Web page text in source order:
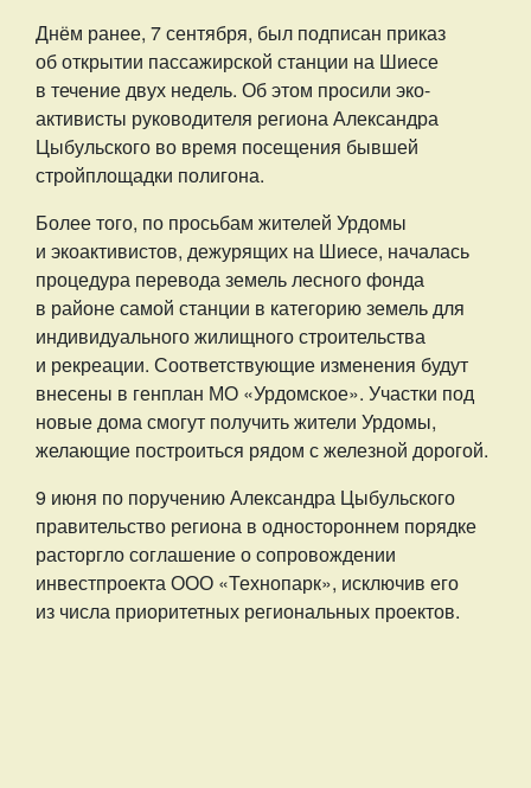
Днём ранее, 7 сентября, был подписан приказ
об открытии пассажирской станции на Шиесе
в течение двух недель. Об этом просили эко-
активисты руководителя региона Александра
Цыбульского во время посещения бывшей
стройплощадки полигона.
Более того, по просьбам жителей Урдомы
и экоактивистов, дежурящих на Шиесе, началась
процедура перевода земель лесного фонда
в районе самой станции в категорию земель для
индивидуального жилищного строительства
и рекреации. Соответствующие изменения будут
внесены в генплан МО «Урдомское». Участки под
новые дома смогут получить жители Урдомы,
желающие построиться рядом с железной дорогой.
9 июня по поручению Александра Цыбульского
правительство региона в одностороннем порядке
расторгло соглашение о сопровождении
инвестпроекта ООО «Технопарк», исключив его
из числа приоритетных региональных проектов.